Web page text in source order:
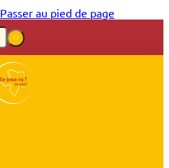
Passer au pied de page